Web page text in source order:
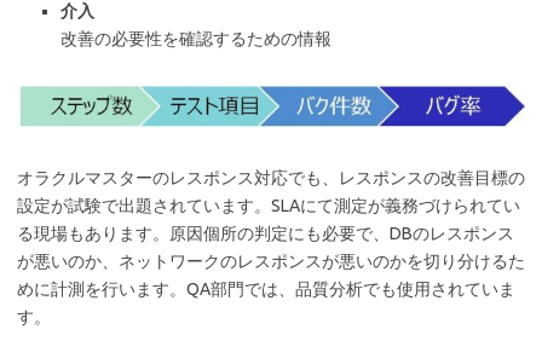
介入
改善の必要性を確認するための情報
オラクルマスターのレスポンス対応でも、レスポンスの改善目標の
設定が試験で出題されています。SLAにて測定が義務づけられてい
る現場もあります。原因個所の判定にも必要で、DBのレスポンス
が悪いのか、ネットワークのレスポンスが悪いのかを切り分けるた
めに計測を行います。QA部門では、品質分析でも使用されていま
す。